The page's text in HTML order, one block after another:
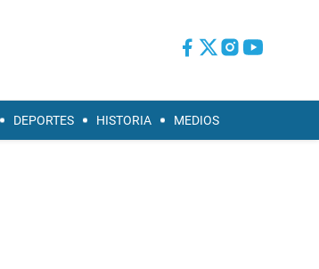
DEPORTES HISTORIA MEDIOS